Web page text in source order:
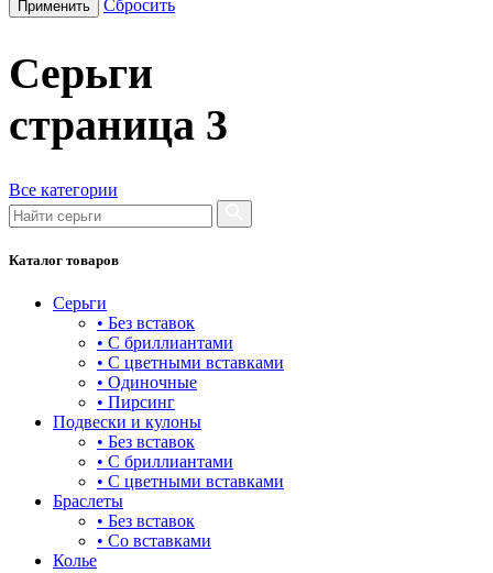
башня
бесконечность
булавка
деревья
длинные
для мам
драконы и змеи
другие религии
животный мир
жучки и букашки
Применить Сбросить
Серьги
страница 3
Все категории
Каталог товаров
Серьги
• Без вставок
• С бриллиантами
• С цветными вставками
• Одиночные
• Пирсинг
Подвески и кулоны
• Без вставок
• С бриллиантами
• С цветными вставками
Браслеты
• Без вставок
• Со вставками
Колье